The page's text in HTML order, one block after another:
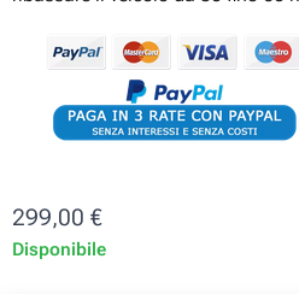
299,00 €
Disponibile